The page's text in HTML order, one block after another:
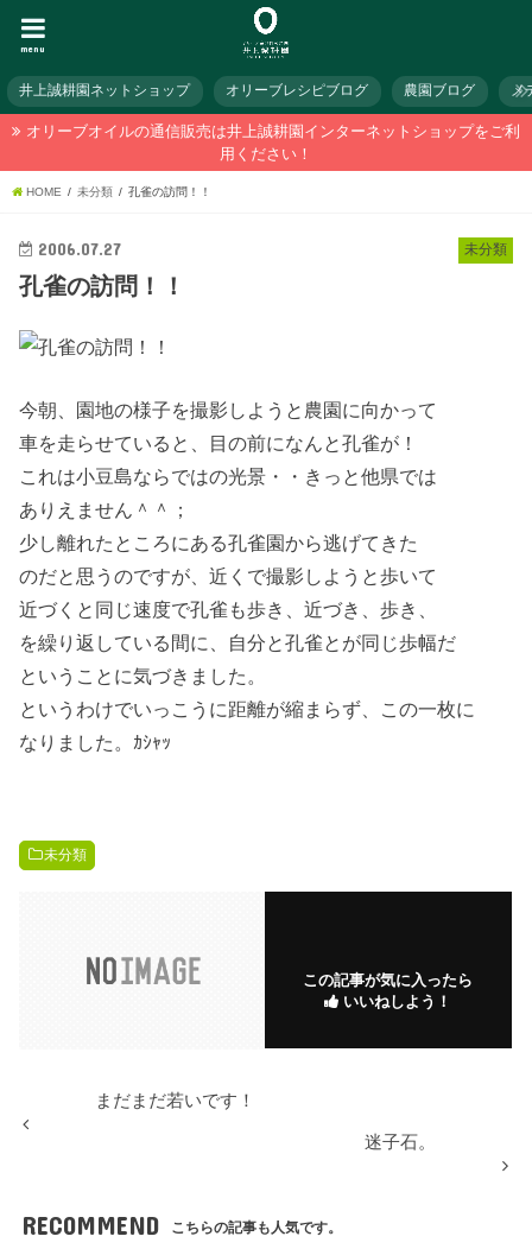
menu
井上誠耕園ネットショップ オリーブレシピブログ 農園ブログ メ
オリーブオイルの通信販売は井上誠耕園インターネットショップをご利
用ください！
HOME 未分類 孔雀の訪問！！
未分類
2006.07.27
孔雀の訪問！！
今朝、園地の様子を撮影しようと農園に向かって
車を走らせていると、目の前になんと孔雀が！
これは小豆島ならではの光景・・きっと他県では
ありえません＾＾；
少し離れたところにある孔雀園から逃げてきた
のだと思うのですが、近くで撮影しようと歩いて
近づくと同じ速度で孔雀も歩き、近づき、歩き、
を繰り返している間に、自分と孔雀とが同じ歩幅だ
ということに気づきました。
というわけでいっこうに距離が縮まらず、この一枚に
なりました。ｶｼｬｯ
未分類
この記事が気に入ったら
いいねしよう！
まだまだ若いです！
迷子石。
RECOMMEND こちらの記事も人気です。